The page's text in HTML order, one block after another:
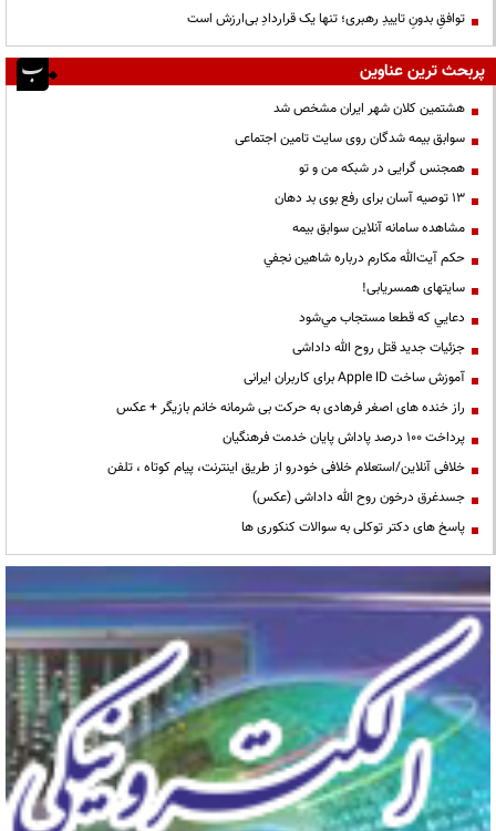
توافقِ بدونِ تاییدِ رهبری؛ تنها یک قراردادِ بی‌ارزش است
پربحث ترین عناوین
هشتمین کلان شهر ایران مشخص شد
سوابق بیمه شدگان روی سایت تامین اجتماعی
همجنس گرایی در شبکه من و تو
13 توصیه آسان برای رفع بوی بد دهان
مشاهده سامانه آنلاين سوابق بیمه
حكم آيت‌الله مكارم درباره شاهين نجفي
سایتهای همسریابی!
دعايي كه قطعا مستجاب مي‌شود
جزئیات جدید قتل روح الله داداشی
آموزش ساخت Apple ID برای کاربران ایرانی
راز خنده های اصغر فرهادی به حرکت بی شرمانه خانم بازیگر + عکس
پرداخت ۱۰۰ درصد پاداش پایان خدمت فرهنگیان
خلافی آنلاین/استعلام خلافی خودرو از طریق اینترنت، پیام کوتاه ، تلفن
جسدغرق درخون روح الله داداشی (عکس)
پاسخ های دکتر توکلی به سوالات کنکوری ها